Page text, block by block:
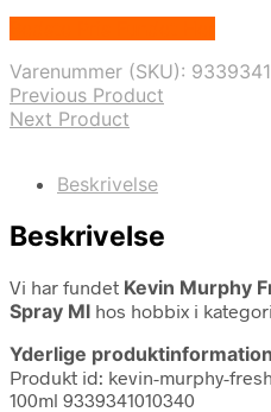
Varenummer (SKU):
Previous Product
Next Product
Beskrivelse
Beskrivelse
Vi har fundet Kevin Murphy
Spray Ml hos hobbix i
Yderlige
Produkt id: kevin-murphy-
100ml 9339341010340